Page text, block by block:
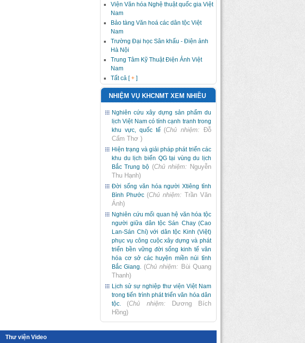
Viện Văn hóa Nghệ thuật quốc gia Việt
Nam
Bảo tàng Văn hoá các dân tộc Việt
Nam
Trường Đại học Sân khấu - Điện ảnh
Hà Nội
Trung Tâm Kỹ Thuật Điện Ảnh Việt
Nam
Tất cả [+ ]
NHIỆM VỤ KHCNMT XEM NHIỀU
Nghiên cứu xây dựng sản phẩm du
lịch Việt Nam có tính cạnh tranh trong
khu vực, quốc tế (Chủ nhiệm:
Đỗ
Cẩm Thơ )
Hiện trạng và giải pháp phát triển các
khu du lịch biển QG tại vùng du lịch
Bắc Trung bộ (Chủ nhiệm: Nguyễn
Thu Hạnh)
Đời sống văn hóa người Xtiêng tỉnh
Bình Phước (Chủ nhiệm: Trần Văn
Ánh)
Nghiên cứu mối quan hệ văn hóa tộc
người giữa dân tộc Sán Chay (Cao
Lan-Sán Chí) với dân tộc Kinh (Việt)
phục vụ công cuộc xây dựng và phát
triển bền vững đời sống kinh tế văn
hóa cơ sở các huyện miền núi tỉnh
Bắc Giang. (Chủ nhiệm: Bùi Quang
Thanh)
Lịch sử sự nghiệp thư viện Việt Nam
trong tiến trình phát triển văn hóa dân
tộc.
(Chủ nhiệm:
Dương Bích
Hồng)
Thư viện Video